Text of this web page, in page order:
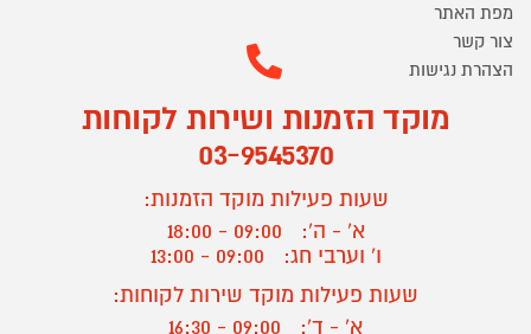
מפת האתר
צור קשר
הצהרת נגישות
מוקד הזמנות ושירות לקוחות
03-9545370
שעות פעילות מוקד הזמנות:
א' - ה':
09:00 - 18:00
ו' וערבי חג:
09:00 - 13:00
שעות פעילות מוקד שירות לקוחות:
א' - ד':
09:00 - 16:30